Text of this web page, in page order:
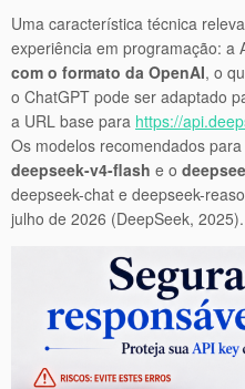
Uma característica técnica
experiência em programação: a
com o formato da OpenAI, o
o ChatGPT pode ser adaptado
a URL base para https://
Os modelos recomendados
deepseek-v4-flash e o
deepseek-chat e deepseek-
julho de 2026 (DeepSeek, 2025).